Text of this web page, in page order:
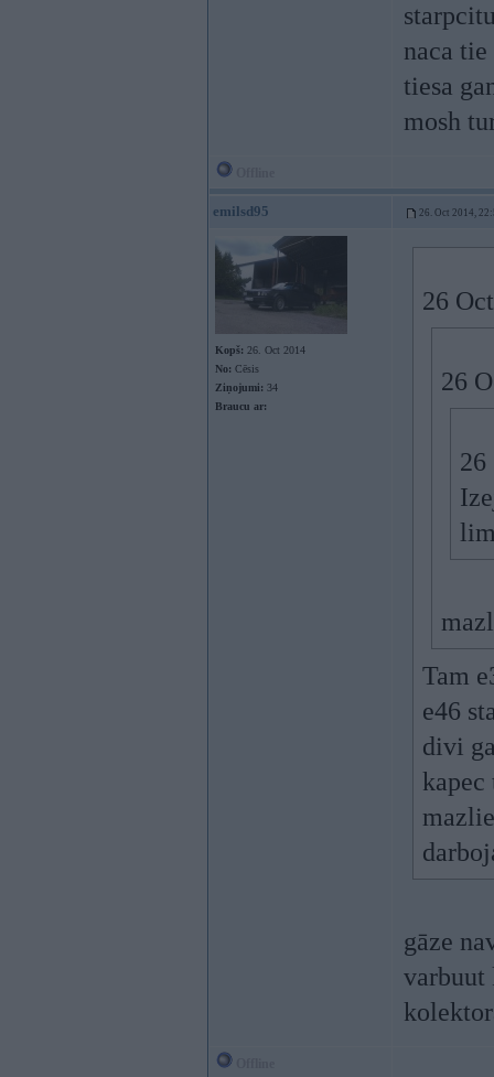
naca
tiesa
mosh
emilsd95 26. Oct 2014,
Kopš: 26. Oct 2014
No: Cēsis
Ziņojumi: 34
Braucu ar:
26
26
26
Tam
e46
divi
gāze
varbuut